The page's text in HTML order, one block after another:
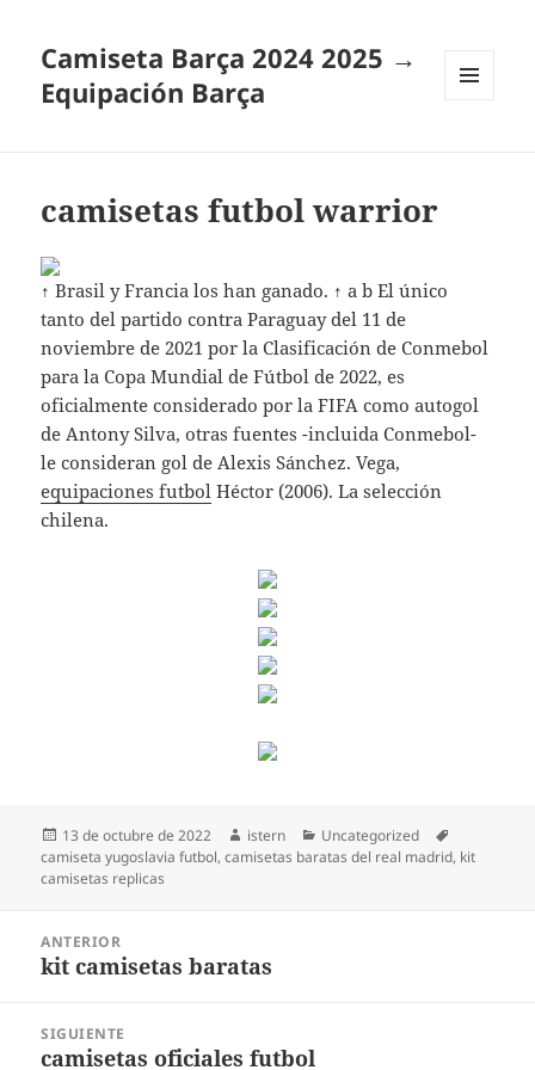
Camiseta Barça 2024 2025 →
Equipación Barça
camisetas futbol warrior
↑ Brasil y Francia los han ganado. ↑ a b El único
tanto del partido contra Paraguay del 11 de
noviembre de 2021 por la Clasificación de Conmebol
para la Copa Mundial de Fútbol de 2022, es
oficialmente considerado por la FIFA como autogol
de Antony Silva, otras fuentes -incluida Conmebol-
le consideran gol de Alexis Sánchez. Vega,
equipaciones futbol Héctor (2006). La selección
chilena.
Publicado
el
13 de octubre de 2022 Autor
istern Categorías
Uncategorized
camiseta yugoslavia futbol,camisetas baratas del real madrid, kit
camisetas replicas
entradas
ANTERIOR
Entrada
kit camisetas baratas
SIGUIENTE
Entrada
camisetas oficiales futbol